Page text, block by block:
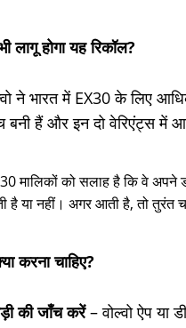
लागू होगा यह रिकॉल?
ने भारत में EX30 के लिए
बनी हैं और इन दो वेरिएंट्स में
मालिकों को सलाह है कि वे अपने
है या नहीं। अगर आती है, तो तुरंत
करना चाहिए?
की जाँच करें– वोल्वो ऐप